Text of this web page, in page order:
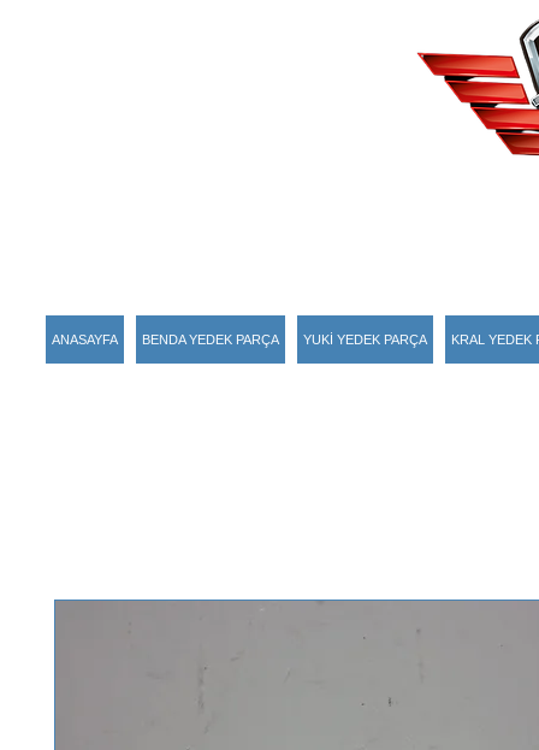
ANASAYFA BENDA YEDEK PARÇA YUKİ YEDEK PARÇA KRAL YEDEK